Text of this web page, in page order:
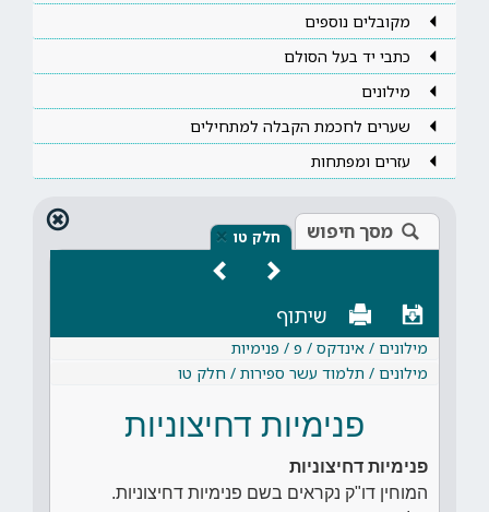
מקובלים נוספים
כתבי יד בעל הסולם
מילונים
שערים לחכמת הקבלה למתחילים
עזרים ומפתחות
מסך חיפוש חלק טו ×
שיתוף
מילונים / אינדקס / פ / פנימיות
מילונים / תלמוד עשר ספירות / חלק טו
פנימיות דחיצוניות
פנימיות דחיצוניות
המוחין דו"ק נקראים בשם פנימיות דחיצוניות.